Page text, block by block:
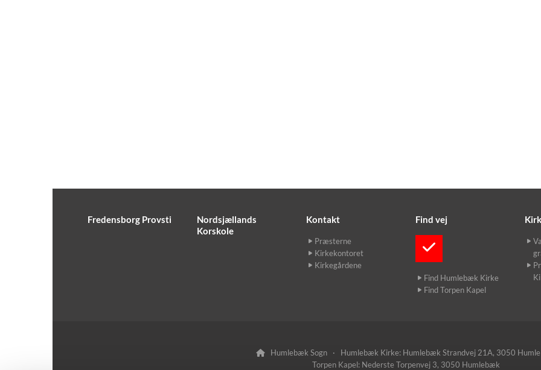
Fredensborg Provsti
Nordsjællands
Korskole
Kontakt
Præsterne
Kirkekontoret
Kirkegårdene
Find vej
Find Humlebæk Kirke
Find Torpen Kapel

Humlebæk Sogn · Humlebæk Kirke: Humlebæk Strandvej 21A, 3050
Torpen Kapel: Nederste Torpenvej 3, 3050 Humlebæk